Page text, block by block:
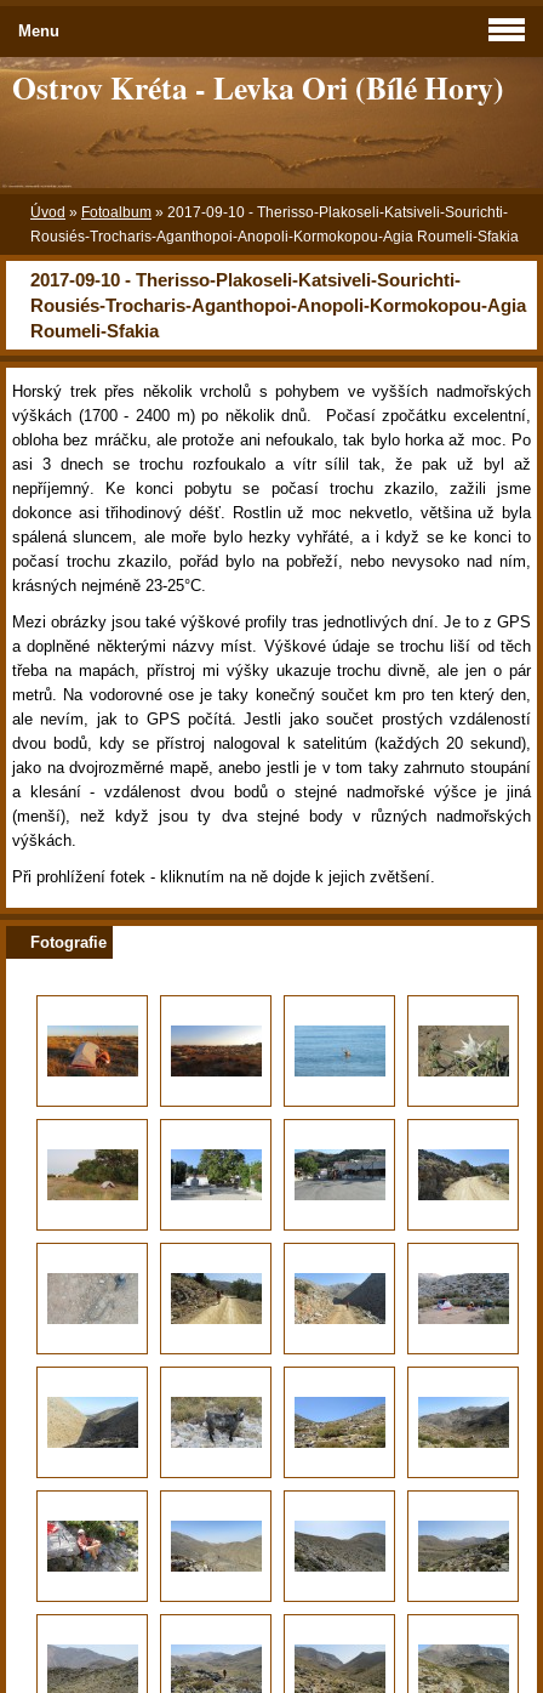
Ostrov Kréta - Levka Ori (Bílé Hory)
Úvod » Fotoalbum » 2017-09-10 - Therisso-Plakoseli-Katsiveli-Sourichti-
Rousiés-Trocharis-Aganthopoi-Anopoli-Kormokopou-Agia Roumeli-Sfakia
2017-09-10 - Therisso-Plakoseli-Katsiveli-Sourichti-
Rousiés-Trocharis-Aganthopoi-Anopoli-Kormokopou-Agia
Roumeli-Sfakia
Horský trek přes několik vrcholů s pohybem ve vyšších nadmořských
výškách (1700 - 2400 m) po několik dnů. Počasí zpočátku excelentní,
obloha bez mráčku, ale protože ani nefoukalo, tak bylo horka až moc. Po
asi 3 dnech se trochu rozfoukalo a vítr sílil tak, že pak už byl až
nepříjemný. Ke konci pobytu se počasí trochu zkazilo, zažili jsme
dokonce asi třihodinový déšť. Rostlin už moc nekvetlo, většina už byla
spálená sluncem, ale moře bylo hezky vyhřáté, a i když se ke konci to
počasí trochu zkazilo, pořád bylo na pobřeží, nebo nevysoko nad ním,
krásných nejméně 23-25°C.
Mezi obrázky jsou také výškové profily tras jednotlivých dní. Je to z GPS
a doplněné některými názvy míst. Výškové údaje se trochu liší od těch
třeba na mapách, přístroj mi výšky ukazuje trochu divně, ale jen o pár
metrů. Na vodorovné ose je taky konečný součet km pro ten který den,
ale nevím, jak to GPS počítá. Jestli jako součet prostých vzdáleností
dvou bodů, kdy se přístroj nalogoval k satelitúm (každých 20 sekund),
jako na dvojrozměrné mapě, anebo jestli je v tom taky zahrnuto stoupání
a klesání - vzdálenost dvou bodů o stejné nadmořské výšce je jiná
(menší), než když jsou ty dva stejné body v různých nadmořských
výškách.
Při prohlížení fotek - kliknutím na ně dojde k jejich zvětšení.
Fotografie
Menu